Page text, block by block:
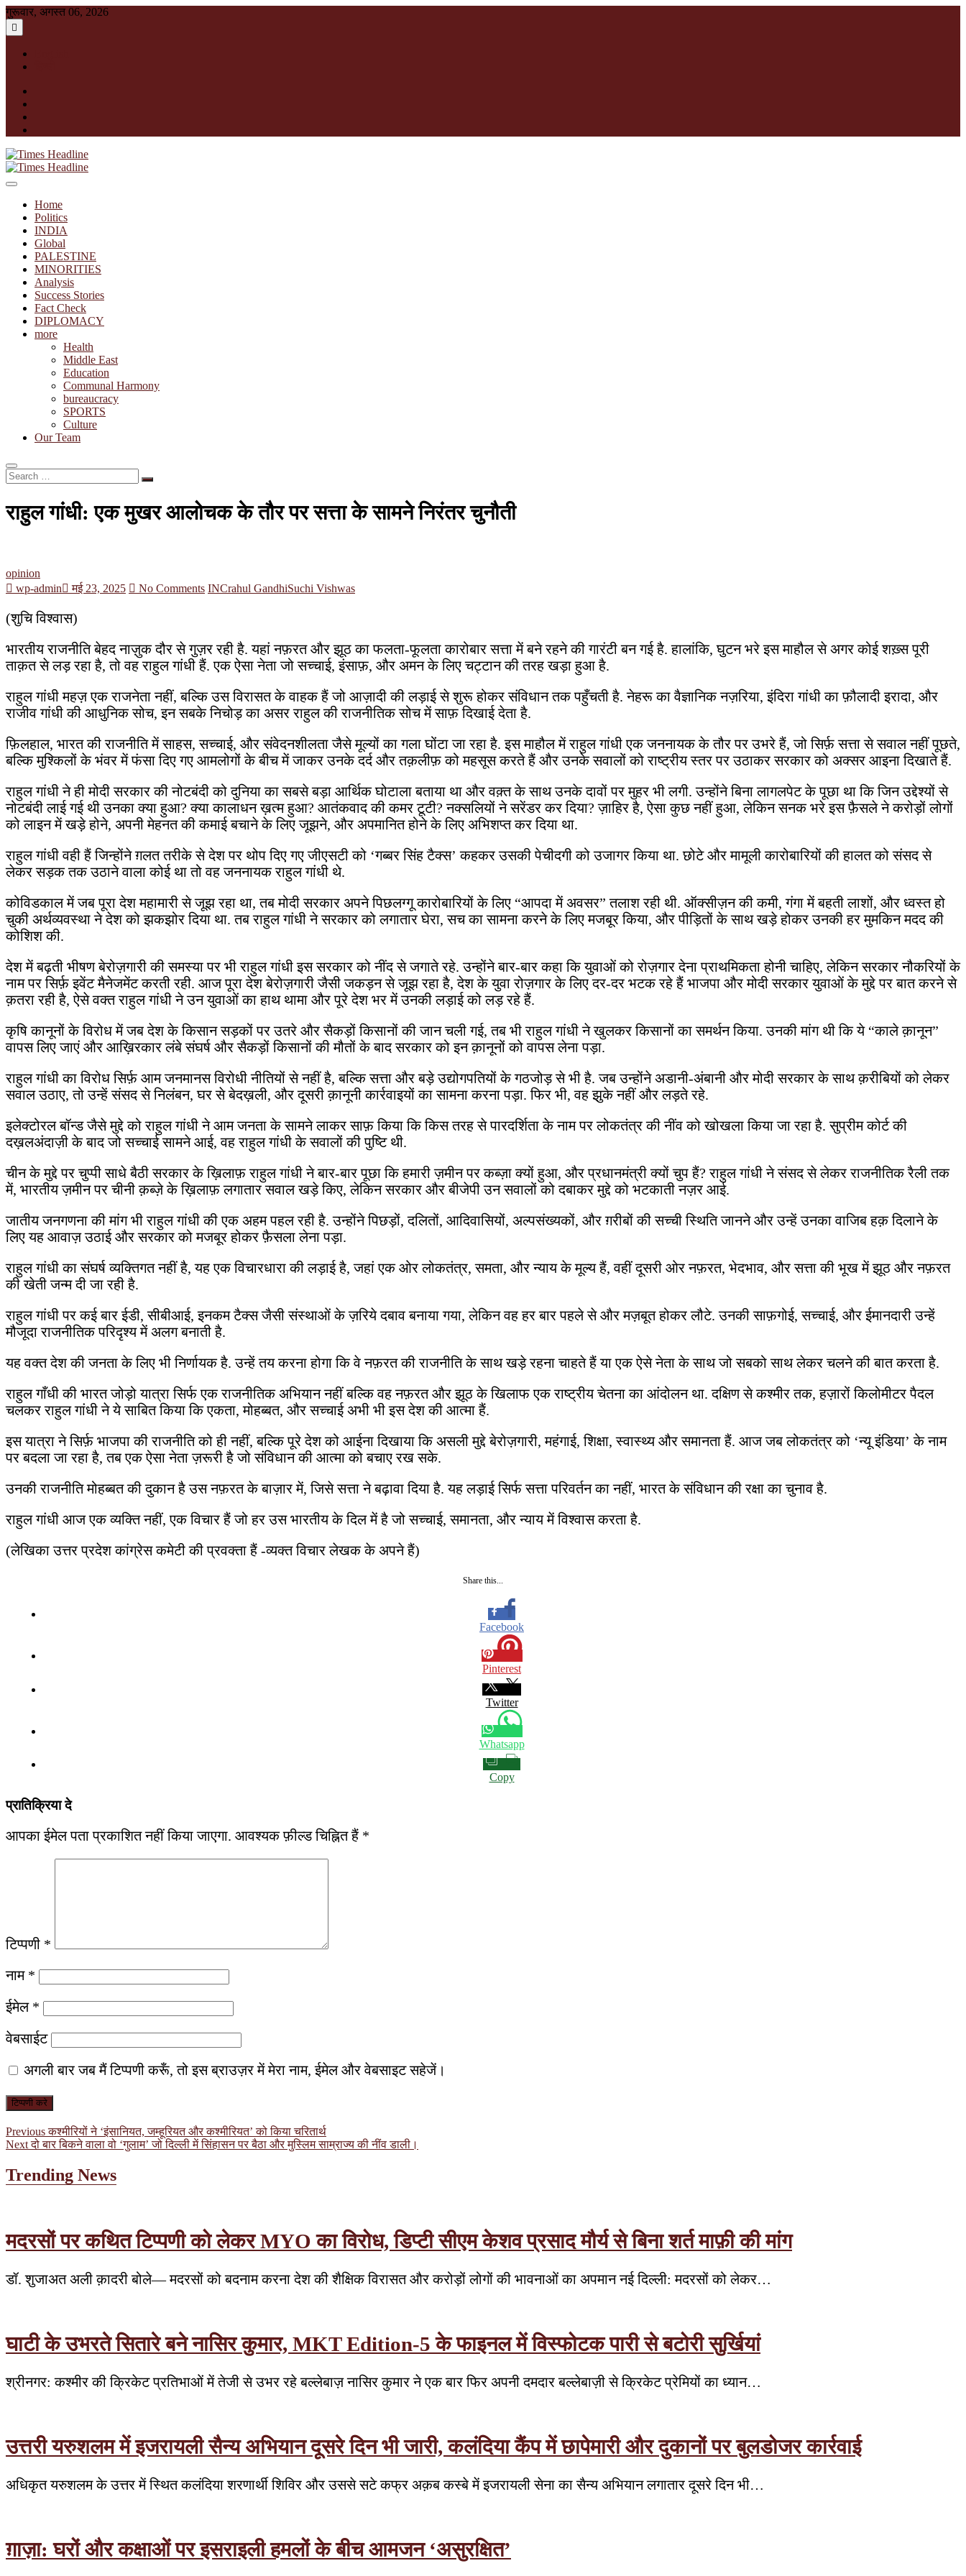
Skip
to
content
गुरूवार, अगस्त 06, 2026
Times Headline
Home
Politics
INDIA
Global
PALESTINE
MINORITIES
Analysis
Success Stories
Fact Check
DIPLOMACY
more
Health
Middle East
Education
Communal Harmony
bureaucracy
SPORTS
Culture
Our Team
Search
…
राहुल गांधी: एक मुखर आलोचक के तौर पर सत्ता के सामने निरंतर चुनौती
opinion
wp-admin
मई 23, 2025 No Comments INCrahul GandhiSuchi Vishwas
(शुचि विश्वास)
भारतीय राजनीति बेहद नाज़ुक दौर से गुज़र रही है. यहां नफ़रत और झूठ का फलता-फूलता कारोबार सत्ता में बने रहने की गारंटी बन गई है. हालांकि, घुटन भरे इस माहौल से अगर कोई शख़्स पूरी
ताक़त से लड़ रहा है, तो वह राहुल गांधी हैं. एक ऐसा नेता जो सच्चाई, इंसाफ़, और अमन के लिए चट्टान की तरह खड़ा हुआ है.
राहुल गांधी महज़ एक राजनेता नहीं, बल्कि उस विरासत के वाहक हैं जो आज़ादी की लड़ाई से शुरू होकर संविधान तक पहुँचती है. नेहरू का वैज्ञानिक नज़रिया, इंदिरा गांधी का फ़ौलादी इरादा, और
राजीव गांधी की आधुनिक सोच, इन सबके निचोड़ का असर राहुल की राजनीतिक सोच में साफ़ दिखाई देता है.
फ़िलहाल, भारत की राजनीति में साहस, सच्चाई, और संवेदनशीलता जैसे मूल्यों का गला घोंटा जा रहा है. इस माहौल में राहुल गांधी एक जननायक के तौर पर उभरे हैं, जो सिर्फ़ सत्ता से सवाल नहीं पूछते,
बल्कि मुश्किलों के भंवर में फंसा दिए गए आमलोगों के बीच में जाकर उनके दर्द और तक़लीफ़ को महसूस करते हैं और उनके सवालों को राष्ट्रीय स्तर पर उठाकर सरकार को अक्सर आइना दिखाते हैं.
राहुल गांधी ने ही मोदी सरकार की नोटबंदी को दुनिया का सबसे बड़ा आर्थिक घोटाला बताया था और वक़्त के साथ उनके दावों पर मुहर भी लगी. उन्होंने बिना लागलपेट के पूछा था कि जिन उद्देश्यों से
नोटबंदी लाई गई थी उनका क्या हुआ? क्या कालाधन ख़त्म हुआ? आतंकवाद की कमर टूटी? नक्सलियों ने सरेंडर कर दिया? ज़ाहिर है, ऐसा कुछ नहीं हुआ, लेकिन सनक भरे इस फ़ैसले ने करोड़ों लोगों
को लाइन में खड़े होने, अपनी मेहनत की कमाई बचाने के लिए जूझने, और अपमानित होने के लिए अभिशप्त कर दिया था.
राहुल गांधी वही हैं जिन्होंने ग़लत तरीके से देश पर थोप दिए गए जीएसटी को ‘गब्बर सिंह टैक्स’ कहकर उसकी पेचीदगी को उजागर किया था. छोटे और मामूली कारोबारियों की हालत को संसद से
लेकर सड़क तक उठाने वाला कोई था तो वह जननायक राहुल गांधी थे.
कोविडकाल में जब पूरा देश महामारी से जूझ रहा था, तब मोदी सरकार अपने पिछलग्गू कारोबारियों के लिए “आपदा में अवसर” तलाश रही थी. ऑक्सीज़न की कमी, गंगा में बहती लाशों, और ध्वस्त हो
चुकी अर्थव्यवस्था ने देश को झकझोर दिया था. तब राहुल गांधी ने सरकार को लगातार घेरा, सच का सामना करने के लिए मजबूर किया, और पीड़ितों के साथ खड़े होकर उनकी हर मुमकिन मदद की
कोशिश की.
देश में बढ़ती भीषण बेरोज़गारी की समस्या पर भी राहुल गांधी इस सरकार को नींद से जगाते रहे. उन्होंने बार-बार कहा कि युवाओं को रोज़गार देना प्राथमिकता होनी चाहिए, लेकिन सरकार नौकरियों के
नाम पर सिर्फ़ इवेंट मैनेजमेंट करती रही. आज पूरा देश बेरोज़गारी जैसी जकड़न से जूझ रहा है, देश के युवा रोज़गार के लिए दर-दर भटक रहे हैं भाजपा और मोदी सरकार युवाओं के मुद्दे पर बात करने से
क़तरा रही है, ऐसे वक्त राहुल गांधी ने उन युवाओं का हाथ थामा और पूरे देश भर में उनकी लड़ाई को लड़ रहे हैं.
कृषि कानूनों के विरोध में जब देश के किसान सड़कों पर उतरे और सैकड़ों किसानों की जान चली गई, तब भी राहुल गांधी ने खुलकर किसानों का समर्थन किया. उनकी मांग थी कि ये “काले क़ानून”
वापस लिए जाएं और आख़िरकार लंबे संघर्ष और सैकड़ों किसानों की मौतों के बाद सरकार को इन क़ानूनों को वापस लेना पड़ा.
राहुल गांधी का विरोध सिर्फ़ आम जनमानस विरोधी नीतियों से नहीं है, बल्कि सत्ता और बड़े उद्योगपतियों के गठजोड़ से भी है. जब उन्होंने अडानी-अंबानी और मोदी सरकार के साथ क़रीबियों को लेकर
सवाल उठाए, तो उन्हें संसद से निलंबन, घर से बेदख़ली, और दूसरी क़ानूनी कार्रवाइयों का सामना करना पड़ा. फिर भी, वह झुके नहीं और लड़ते रहे.
इलेक्टोरल बॉन्ड जैसे मुद्दे को राहुल गांधी ने आम जनता के सामने लाकर साफ़ किया कि किस तरह से पारदर्शिता के नाम पर लोकतंत्र की नींव को खोखला किया जा रहा है. सुप्रीम कोर्ट की
दख़लअंदाज़ी के बाद जो सच्चाई सामने आई, वह राहुल गांधी के सवालों की पुष्टि थी.
चीन के मुद्दे पर चुप्पी साधे बैठी सरकार के ख़िलाफ़ राहुल गांधी ने बार-बार पूछा कि हमारी ज़मीन पर कब्ज़ा क्यों हुआ, और प्रधानमंत्री क्यों चुप हैं? राहुल गांधी ने संसद से लेकर राजनीतिक रैली तक
में, भारतीय ज़मीन पर चीनी क़ब्ज़े के ख़िलाफ़ लगातार सवाल खड़े किए, लेकिन सरकार और बीजेपी उन सवालों को दबाकर मुद्दे को भटकाती नज़र आई.
जातीय जनगणना की मांग भी राहुल गांधी की एक अहम पहल रही है. उन्होंने पिछड़ों, दलितों, आदिवासियों, अल्पसंख्यकों, और ग़रीबों की सच्ची स्थिति जानने और उन्हें उनका वाजिब हक़ दिलाने के
लिए यह आवाज़ उठाई और सरकार को मजबूर होकर फ़ैसला लेना पड़ा.
राहुल गांधी का संघर्ष व्यक्तिगत नहीं है, यह एक विचारधारा की लड़ाई है, जहां एक ओर लोकतंत्र, समता, और न्याय के मूल्य हैं, वहीं दूसरी ओर नफ़रत, भेदभाव, और सत्ता की भूख में झूठ और नफ़रत
की खेती जन्म दी जा रही है.
राहुल गांधी पर कई बार ईडी, सीबीआई, इनकम टैक्स जैसी संस्थाओं के ज़रिये दबाव बनाया गया, लेकिन वह हर बार पहले से और मज़बूत होकर लौटे. उनकी साफ़गोई, सच्चाई, और ईमानदारी उन्हें
मौजूदा राजनीतिक परिदृश्य में अलग बनाती है.
यह वक्त देश की जनता के लिए भी निर्णायक है. उन्हें तय करना होगा कि वे नफ़रत की राजनीति के साथ खड़े रहना चाहते हैं या एक ऐसे नेता के साथ जो सबको साथ लेकर चलने की बात करता है.
राहुल गाँधी की भारत जोड़ो यात्रा सिर्फ एक राजनीतिक अभियान नहीं बल्कि वह नफ़रत और झूठ के खिलाफ एक राष्ट्रीय चेतना का आंदोलन था. दक्षिण से कश्मीर तक, हज़ारों किलोमीटर पैदल
चलकर राहुल गांधी ने ये साबित किया कि एकता, मोहब्बत, और सच्चाई अभी भी इस देश की आत्मा हैं.
इस यात्रा ने सिर्फ़ भाजपा की राजनीति को ही नहीं, बल्कि पूरे देश को आईना दिखाया कि असली मुद्दे बेरोज़गारी, महंगाई, शिक्षा, स्वास्थ्य और समानता हैं. आज जब लोकतंत्र को ‘न्यू इंडिया’ के नाम
पर बदला जा रहा है, तब एक ऐसा नेता ज़रूरी है जो संविधान की आत्मा को बचाए रख सके.
उनकी राजनीति मोहब्बत की दुकान है उस नफ़रत के बाज़ार में, जिसे सत्ता ने बढ़ावा दिया है. यह लड़ाई सिर्फ सत्ता परिवर्तन का नहीं, भारत के संविधान की रक्षा का चुनाव है.
राहुल गांधी आज एक व्यक्ति नहीं, एक विचार हैं जो हर उस भारतीय के दिल में है जो सच्चाई, समानता, और न्याय में विश्वास करता है.
(लेखिका उत्तर प्रदेश कांग्रेस कमेटी की प्रवक्ता हैं -व्यक्त विचार लेखक के अपने हैं)
Share this...
Facebook
Pinterest
Twitter
Whatsapp
Copy
प्रातिक्रिया दे
आपका ईमेल पता प्रकाशित नहीं किया जाएगा. आवश्यक फ़ील्ड चिह्नित हैं *
टिप्पणी *
नाम *
ईमेल *
वेबसाईट
अगली बार जब मैं टिप्पणी करूँ, तो इस ब्राउज़र में मेरा नाम, ईमेल और वेबसाइट सहेजें।
पोस्ट
नेविगेशन
PreviousPrevious
post:
कश्मीरियों ने ‘इंसानियत, जम्हूरियत और कश्मीरियत’ को किया चरितार्थ
NextNext
दो बार बिकने वाला वो ‘गुलाम’ जो दिल्ली में सिंहासन पर बैठा और मुस्लिम साम्राज्य की नींव डाली।
Trending News
मदरसों पर कथित टिप्पणी को लेकर MYO का विरोध, डिप्टी सीएम केशव प्रसाद मौर्य से बिना शर्त माफ़ी की मांग
डॉ. शुजाअत अली क़ादरी बोले— मदरसों को बदनाम करना देश की शैक्षिक विरासत और करोड़ों लोगों की भावनाओं का अपमान नई दिल्ली: मदरसों को लेकर…
घाटी के उभरते सितारे बने नासिर कुमार, MKT Edition-5 के फाइनल में विस्फोटक पारी से बटोरी सुर्खियां
श्रीनगर: कश्मीर की क्रिकेट प्रतिभाओं में तेजी से उभर रहे बल्लेबाज़ नासिर कुमार ने एक बार फिर अपनी दमदार बल्लेबाज़ी से क्रिकेट प्रेमियों का ध्यान…
उत्तरी यरुशलम में इजरायली सैन्य अभियान दूसरे दिन भी जारी, कलंदिया कैंप में छापेमारी और दुकानों पर बुलडोजर कार्रवाई
अधिकृत यरुशलम के उत्तर में स्थित कलंदिया शरणार्थी शिविर और उससे सटे कफ्र अक़ब कस्बे में इजरायली सेना का सैन्य अभियान लगातार दूसरे दिन भी…
ग़ाज़ा: घरों और कक्षाओं पर इसराइली हमलों के बीच आमजन ‘असुरक्षित’